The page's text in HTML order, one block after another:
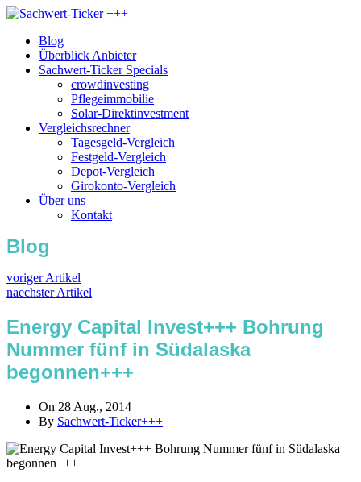
Blog
Überblick Anbieter
Sachwert-Ticker Specials
crowdinvesting
Pflegeimmobilie
Solar-Direktinvestment
Vergleichsrechner
Tagesgeld-Vergleich
Festgeld-Vergleich
Depot-Vergleich
Girokonto-Vergleich
Über uns
Kontakt
Blog
voriger Artikel
naechster Artikel
Energy Capital Invest+++ Bohrung
Nummer fünf in Südalaska
begonnen+++
On 28 Aug., 2014
By Sachwert-Ticker+++